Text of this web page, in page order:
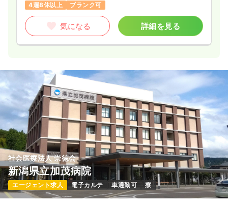
深夜 0:30～9:00 休憩60分
【2交代】
日勤 8:30～17:00 休憩60分
4週8休以上 ブランク可
気になる 詳細を見る
社会医療法人 崇徳会
新潟県立加茂病院
エージェント求人 電子カルテ 車通勤可 寮